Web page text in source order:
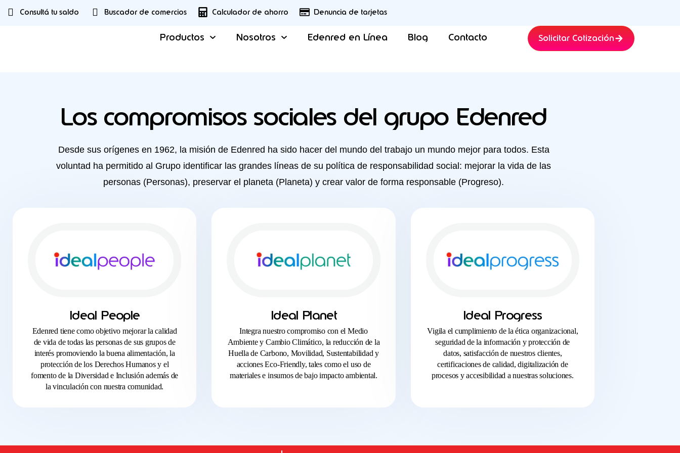
Consultá tu saldo Buscador de comercios Calculador de ahorro Denuncia de tarjetas
Productos Nosotros Edenred en Línea Blog Contacto Solicitar Cotización
Los compromisos sociales del grupo Edenred
Desde sus orígenes en 1962, la misión de Edenred ha sido hacer del mundo del trabajo un mundo mejor para todos. Esta
voluntad ha permitido al Grupo identificar las grandes líneas de su política de responsabilidad social: mejorar la vida de las
personas (Personas), preservar el planeta (Planeta) y crear valor de forma responsable (Progreso).
Ideal People
Edenred tiene como objetivo mejorar la calidad
de vida de todas las personas de sus grupos de
interés promoviendo la buena alimentación, la
protección de los Derechos Humanos y el
fomento de la Diversidad e Inclusión además de
la vinculación con nuestra comunidad.
Ideal Planet
Integra nuestro compromiso con el Medio
Ambiente y Cambio Climático, la reducción de la
Huella de Carbono, Movilidad, Sustentabilidad y
acciones Eco-Friendly, tales como el uso de
materiales e insumos de bajo impacto ambiental.
Ideal Progress
Vigila el cumplimiento de la ética organizacional,
seguridad de la información y protección de
datos, satisfacción de nuestros clientes,
certificaciones de calidad, digitalización de
procesos y accesibilidad a nuestras soluciones.